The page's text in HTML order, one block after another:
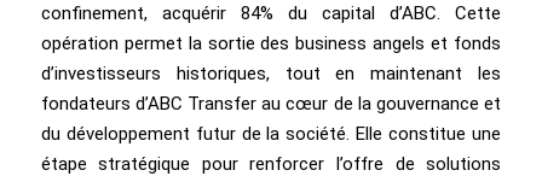
confinement, acquérir 84% du capital d’ABC. Cette
opération permet la sortie des business angels et fonds
d’investisseurs historiques, tout en maintenant les
fondateurs d’ABC Transfer au cœur de la gouvernance et
du développement futur de la société. Elle constitue une
étape stratégique pour renforcer l’offre de solutions